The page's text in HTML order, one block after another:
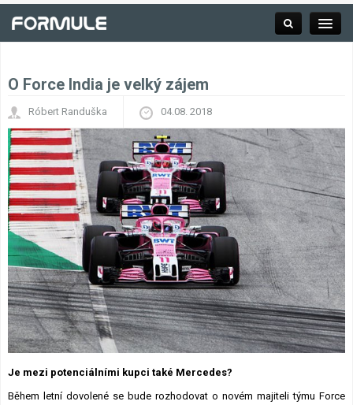
Závodní série
Kalendář F1
Výsledky F1
Týmy a jezdci F1
Okruhy F1
O Force India je velký zájem
Róbert Randuška 04.08. 2018
Je mezi potenciálními kupci také Mercedes?
Během letní dovolené se bude rozhodovat o novém majiteli týmu Force